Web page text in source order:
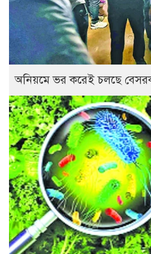
অনিয়মে ভর করেই চলছে